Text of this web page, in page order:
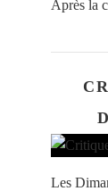
Après la
Les